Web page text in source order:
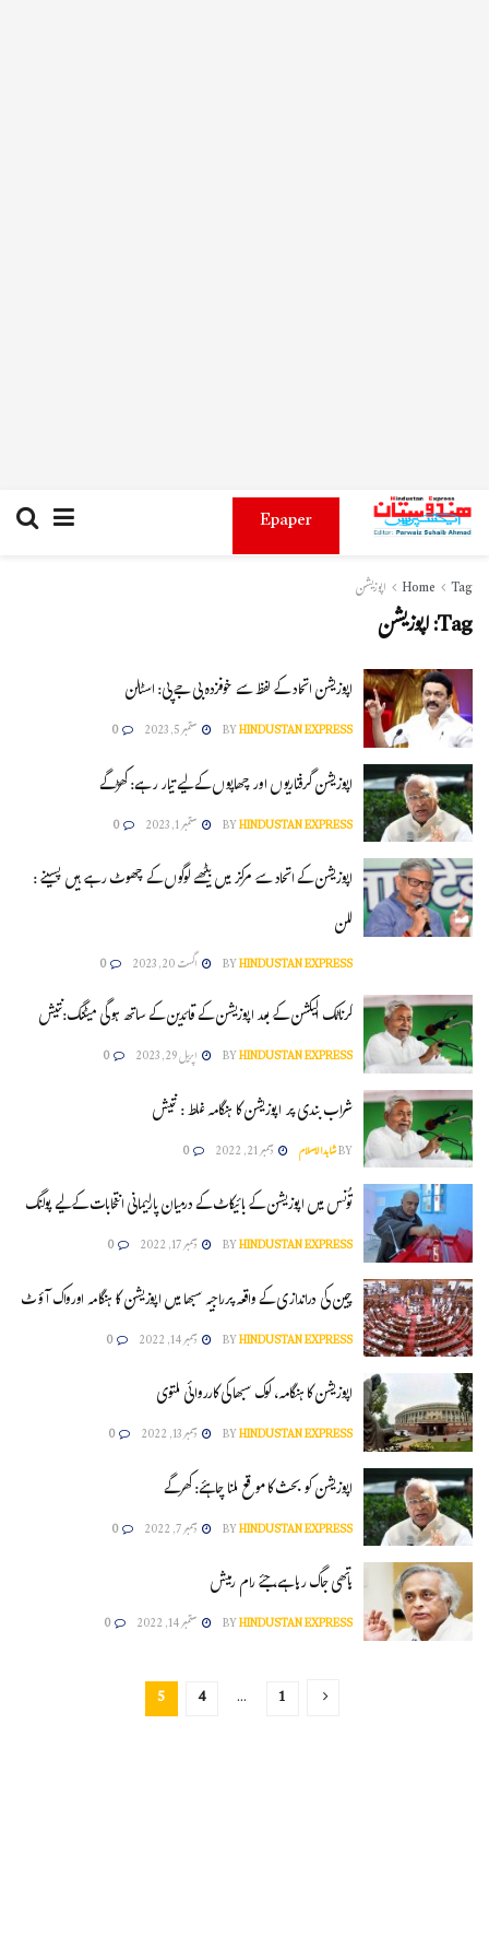
Epaper
Home Tag اپوزیشن
Tag:اپوزیشن
اپوزیشن اتحاد کے لفظ سے خوفزدہ بی جے پی: اسٹالن
BYHINDUSTAN EXPRESS ستمبر 5, 2023 0
اپوزیشن گرفتاریوں اور چھاپوں کے لیے تیار رہے: کھڑگے
BYHINDUSTAN EXPRESS ستمبر 1, 2023 0
اپوزیشن کے اتحاد سے مرکز میں بیٹھے لوگوں کے چھوٹ رہے ہیں پسینے :
للن
BYHINDUSTAN EXPRESS اگست 20, 2023 0
کرناٹک الیکشن کے بعد اپوزیشن کے قائدین کے ساتھ ہوگی میٹنگ:نتیش
BYHINDUSTAN EXPRESS اپریل 29, 2023 0
شراب بندی پر اپوزیشن کا ہنگامہ غلط : نتیش
BYشاہدالاسلام دسمبر 21, 2022 0
تُونس میں اپوزیشن کے بائیکاٹ کے درمیان پارلیمانی انتخابات کے لیے پولنگ
BYHINDUSTAN EXPRESS دسمبر 17, 2022 0
چین کی دراندازی کے واقعہ پرراجیہ سبھا میں اپوزیشن کا ہنگامہ اورواک آؤٹ
BYHINDUSTAN EXPRESS دسمبر 14, 2022 0
اپوزیشن کا ہنگامہ، لوک سبھا کی کارروائی ملتوی
BYHINDUSTAN EXPRESS دسمبر 13, 2022 0
اپوزیشن کو بحث کا موقع ملنا چاہئے: کھرگے
BYHINDUSTAN EXPRESS دسمبر 7, 2022 0
ہاتھی جاگ رہا ہے، جئے رام رمیش
BYHINDUSTAN EXPRESS ستمبر 14, 2022 0
1
…
4
5